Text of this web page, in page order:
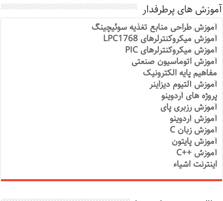
آموزش های پرطرفدار
آموزش طراحی منابع تغذیه سوئیچینگ
آموزش میکروکنترلرهای LPC1768
آموزش میکروکنترلرهای PIC
آموزش اتوماسیون صنعتی
مفاهیم پایه الکترونیک
آموزش آلتیوم دیزاینر
پروژه های آردوینو
آموزش رزبری پای
آموزش آردوینو
آموزش زبان C
آموزش پایتون
آموزش ++C
اینترنت اشیاء